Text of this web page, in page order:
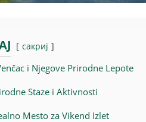
сакриј
i Njegove Prirodne Lepote
Staze i Aktivnosti
Mesto za Vikend Izlet